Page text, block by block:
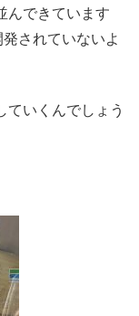
んできています
されていないよ
ていくんでしょう